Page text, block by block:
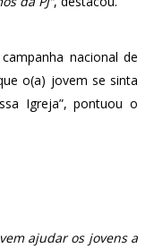
nacional de
o(a) jovem se sinta
Igreja”, pontuou o
ajudar os jovens a